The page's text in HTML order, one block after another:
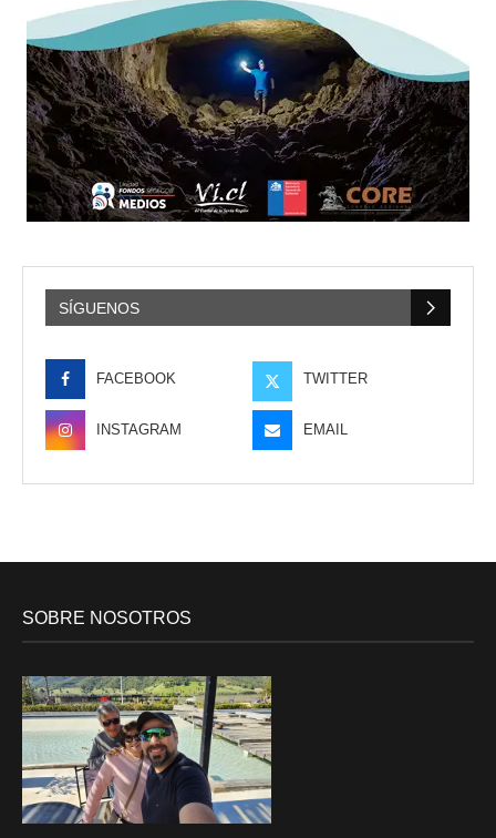
SÍGUENOS
FACEBOOK TWITTER
INSTAGRAM EMAIL
SOBRE NOSOTROS